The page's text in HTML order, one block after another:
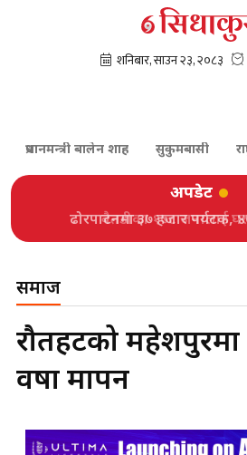
प्रधानमन्त्री बालेन शाह सुकुमबासी
अपडेट
ढोरपाटनमा ३७ हजार पर्यटक,
समाज
रौतहटको महेशपुरमा
वर्षा मापन